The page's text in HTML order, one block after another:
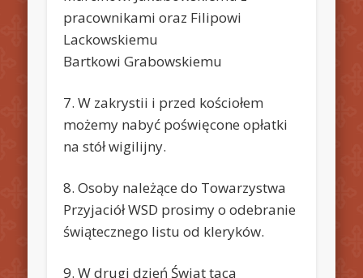
pracownikami oraz Filipowi
Lackowskiemu
Bartkowi Grabowskiemu
7. W zakrystii i przed kościołem
możemy nabyć poświęcone opłatki
na stół wigilijny.
8. Osoby należące do Towarzystwa
Przyjaciół WSD prosimy o odebranie
świątecznego listu od kleryków.
9. W drugi dzień Świat taca